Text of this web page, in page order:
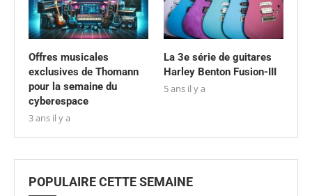
Offres musicales
exclusives de Thomann
pour la semaine du
cyberespace
3 ans il y a
La 3e série de guitares
Harley Benton Fusion-III
5 ans il y a
POPULAIRE CETTE SEMAINE